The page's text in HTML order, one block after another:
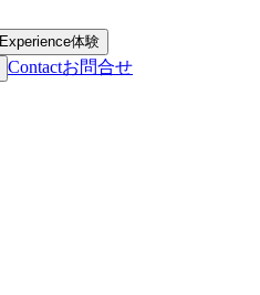
Experience体験
Contactお問合せ